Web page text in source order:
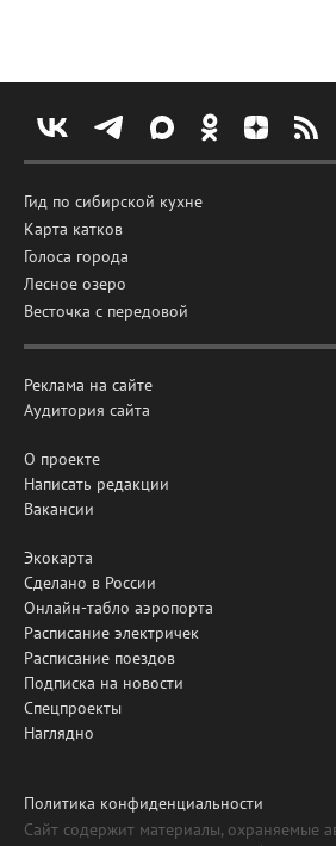
Гид по сибирской кухне
Карта катков
Голоса города
Лесное озеро
Весточка с передовой
Реклама на сайте
Аудитория сайта
О проекте
Написать редакции
Вакансии
Экокарта
Сделано в России
Онлайн-табло аэропорта
Расписание электричек
Расписание поездов
Подписка на новости
Спецпроекты
Наглядно
Политика конфиденциальности
Сайт содержит материалы, охраняемые